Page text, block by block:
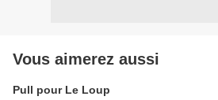
Vous aimerez aussi
Pull pour Le Loup